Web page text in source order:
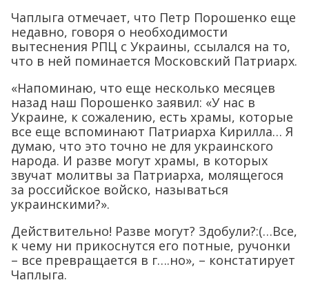
Чаплыга отмечает, что Петр Порошенко еще
недавно, говоря о необходимости
вытеснения РПЦ с Украины, ссылался на то,
что в ней поминается Московский Патриарх.
«Напоминаю, что еще несколько месяцев
назад наш Порошенко заявил: «У нас в
Украине, к сожалению, есть храмы, которые
все еще вспоминают Патриарха Кирилла… Я
думаю, что это точно не для украинского
народа. И разве могут храмы, в которых
звучат молитвы за Патриарха, молящегося
за российское войско, называться
украинскими?».
Действительно! Разве могут? Здобули?:(…Все,
к чему ни прикоснутся его потные, ручонки
– все превращается в г….но», – констатирует
Чаплыга.